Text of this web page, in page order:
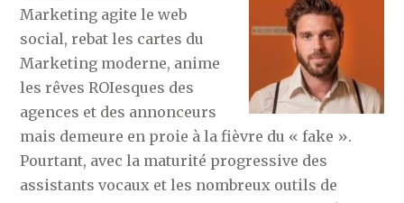
Marketing agite le web
social, rebat les cartes du
Marketing moderne, anime
les rêves ROIesques des
agences et des annonceurs
mais demeure en proie à la fièvre du « fake ».
Pourtant, avec la maturité progressive des
assistants vocaux et les nombreux outils de